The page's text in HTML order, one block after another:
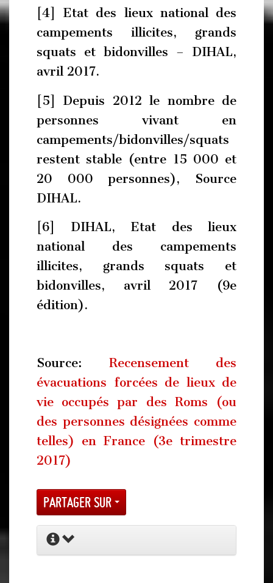
[4] Etat des lieux national des
campements illicites, grands
squats et bidonvilles – DIHAL,
avril 2017.
[5] Depuis 2012 le nombre de
personnes vivant en
campements/bidonvilles/squats
restent stable (entre 15 000 et
20 000 personnes), Source
DIHAL.
[6] DIHAL, Etat des lieux
national des campements
illicites, grands squats et
bidonvilles, avril 2017 (9e
édition).
Source: Recensement des
évacuations forcées de lieux de
vie occupés par des Roms (ou
des personnes désignées comme
telles) en France (3e trimestre
2017)
Partager sur